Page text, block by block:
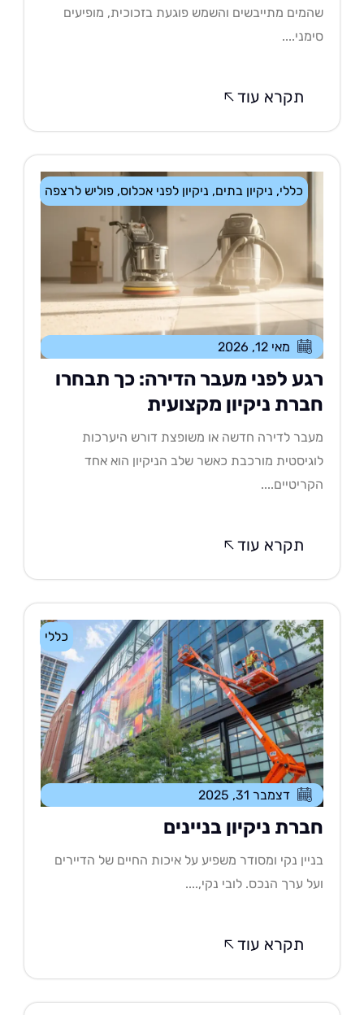
מתייבשים והשמש פוגעת בזכוכית, מופיעים
תקרא עוד
ניקיון בתים,ניקיון לפני אכלוס,פוליש לרצפה
מאי 12, 2026
לפני מעבר הדירה: כך תבחרו
ניקיון מקצועית
לדירה חדשה או משופצת דורש היערכות
מורכבת כאשר שלב הניקיון הוא אחד
תקרא עוד
כללי
דצמבר 31, 2025
ניקיון בניינים
נקי ומסודר משפיע על איכות החיים של הדיירים
ערך הנכס. לובי נקי,....
תקרא עוד